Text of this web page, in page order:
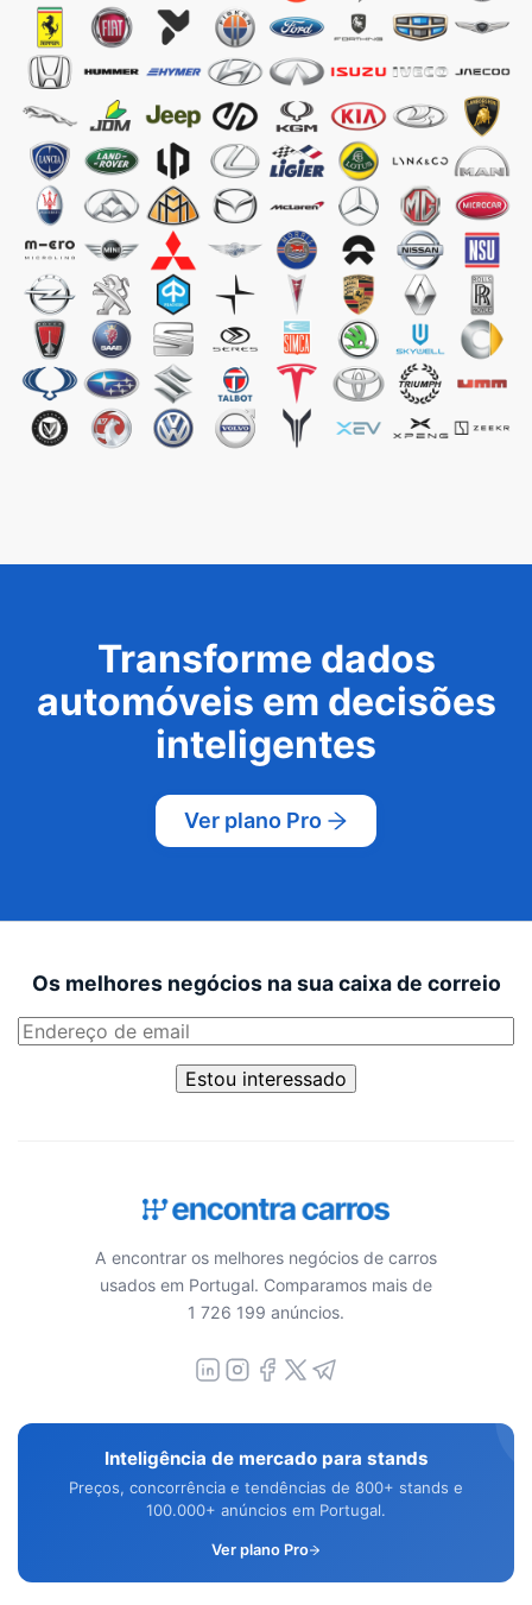
Transforme dados
automóveis em decisões
inteligentes
Ver plano Pro
Os melhores negócios na sua caixa de correio
Estou interessado
A encontrar os melhores negócios de carros
usados em Portugal. Comparamos mais de
1 726 199 anúncios.
Inteligência de mercado para stands
Preços, concorrência e tendências de 800+ stands e
100.000+ anúncios em Portugal.
Ver plano Pro